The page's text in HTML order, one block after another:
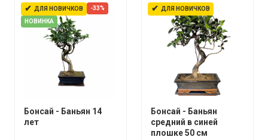
✔ ДЛЯ НОВИЧКОВ
-33%
НОВИНКА
Бонсай - Баньян 14
лет
✔ ДЛЯ НОВИЧКОВ
Бонсай - Баньян
средний в синей
плошке 50 см